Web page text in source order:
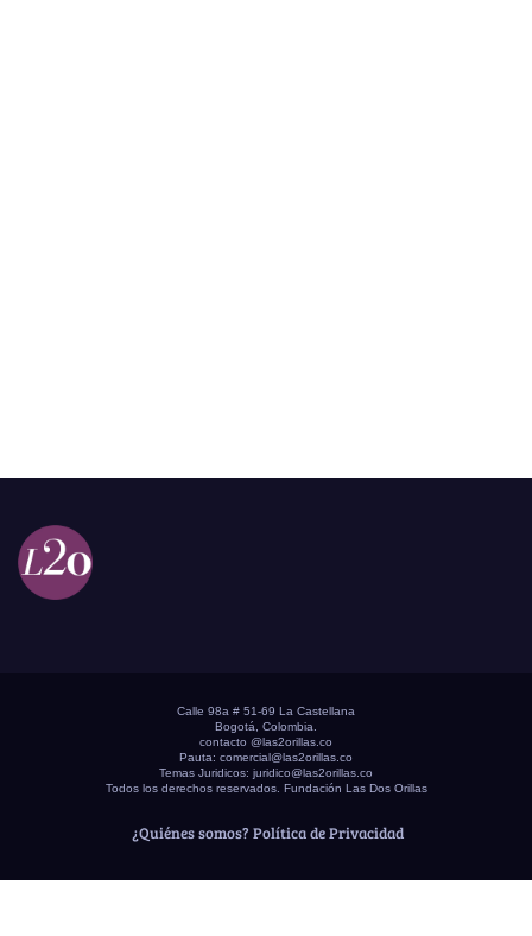
Calle 98a # 51-69 La Castellana
Bogotá, Colombia.
contacto @las2orillas.co
Pauta: comercial@las2orillas.co
Temas Juridicos: juridico@las2orillas.co
Todos los derechos reservados. Fundación Las Dos Orillas
¿Quiénes somos? Política de Privacidad